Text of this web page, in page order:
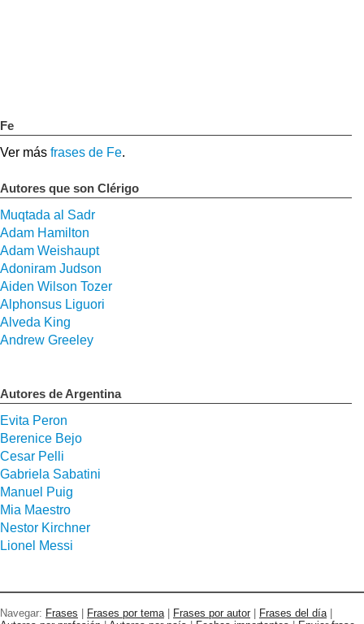
Fe
Ver más frases de Fe.
Autores que son Clérigo
Muqtada al Sadr
Adam Hamilton
Adam Weishaupt
Adoniram Judson
Aiden Wilson Tozer
Alphonsus Liguori
Alveda King
Andrew Greeley
Autores de Argentina
Evita Peron
Berenice Bejo
Cesar Pelli
Gabriela Sabatini
Manuel Puig
Mia Maestro
Nestor Kirchner
Lionel Messi
Navegar: Frases Frases por tema| Frases por autor Frases del día|